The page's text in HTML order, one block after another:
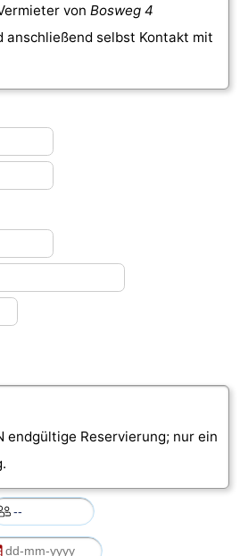
von Bosweg 4
anschließend selbst Kontakt mit
endgültige Reservierung; nur ein